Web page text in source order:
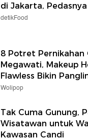
di Jakarta,
detikFood
8 Potret Pernikahan
Megawati, Makeup
Flawless Bikin
Wolipop
Tak Cuma Gunung,
Wisatawan untuk
Kawasan Candi